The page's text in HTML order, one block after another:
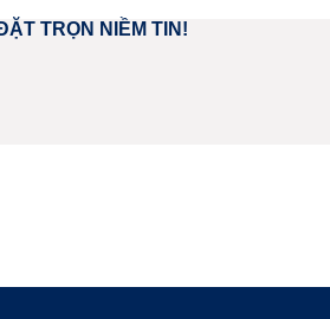
TRỌN NIỀM TIN!